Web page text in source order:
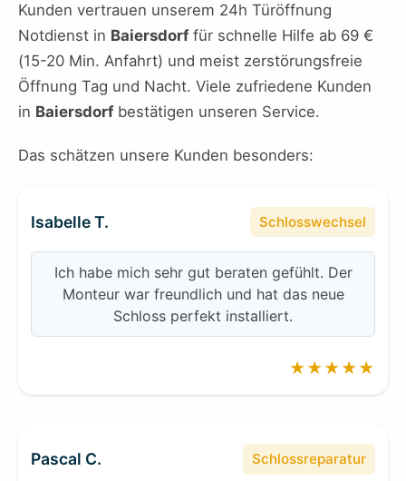
Kunden vertrauen unserem 24h Türöffnung
Notdienst in Baiersdorffür schnelle Hilfe ab 69 €
(15-20 Min. Anfahrt) und meist zerstörungsfreie
Öffnung Tag und Nacht. Viele zufriedene Kunden
in Baiersdorfbestätigen unseren Service.
Das schätzen unsere Kunden besonders:
Isabelle T. Schlosswechsel
Ich habe mich sehr gut beraten gefühlt. Der
Monteur war freundlich und hat das neue
Schloss perfekt installiert.
★★★★★
Pascal C. Schlossreparatur